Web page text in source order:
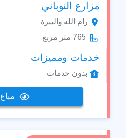
مزارع النوباني
رام الله والبيرة
765 متر مربع
خدمات ومميزات
بدون خدمات
مباع